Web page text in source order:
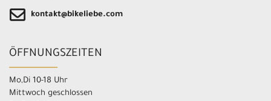
kontakt@bikeliebe.com
ÖFFNUNGSZEITEN
Mo,Di 10-18 Uhr
Mittwoch geschlossen